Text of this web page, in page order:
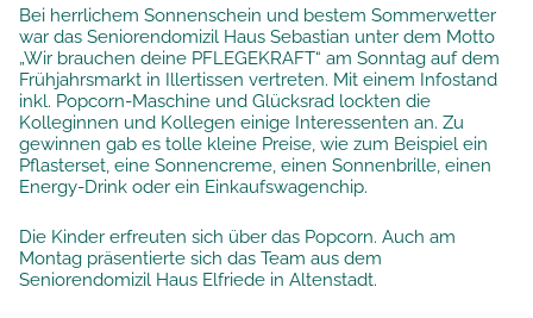
Bei herrlichem Sonnenschein und bestem Sommerwetter
war das Seniorendomizil Haus Sebastian unter dem Motto
„Wir brauchen deine PFLEGEKRAFT“ am Sonntag auf dem
Frühjahrsmarkt in Illertissen vertreten. Mit einem Infostand
inkl. Popcorn-Maschine und Glücksrad lockten die
Kolleginnen und Kollegen einige Interessenten an. Zu
gewinnen gab es tolle kleine Preise, wie zum Beispiel ein
Pflasterset, eine Sonnencreme, einen Sonnenbrille, einen
Energy-Drink oder ein Einkaufswagenchip.
Die Kinder erfreuten sich über das Popcorn. Auch am
Montag präsentierte sich das Team aus dem
Seniorendomizil Haus Elfriede in Altenstadt.